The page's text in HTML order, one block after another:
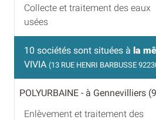
Collecte et traitement des eaux
usées
10 sociétés sont situées à la
VIVIA (13 RUE HENRI BARBUSSE
POLYURBAINE - à Gennevilliers
Enlèvement et traitement des